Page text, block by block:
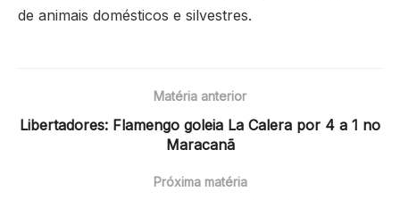
de animais domésticos e silvestres.
Matéria anterior
Libertadores: Flamengo goleia La Calera por 4 a 1 no
Maracanã
Próxima matéria